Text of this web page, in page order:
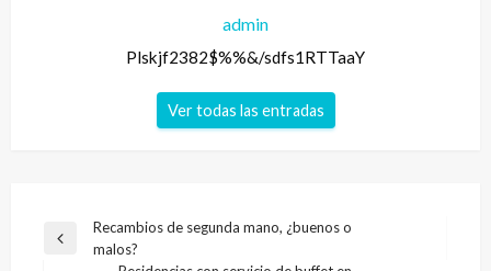
admin
Plskjf2382$%%&/sdfs1RTTaaY
Ver todas las entradas
Navegación
Entrada
Recambios de segunda mano, ¿buenos o
malos?